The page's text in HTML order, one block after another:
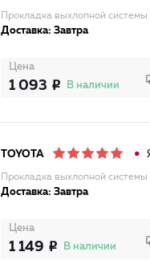
Прокладка выхлопной
Доставка: Завтра
Цена
1 093 В наличии
TOYOTA
Прокладка выхлопной
Доставка: Завтра
Цена
1 149 В наличии